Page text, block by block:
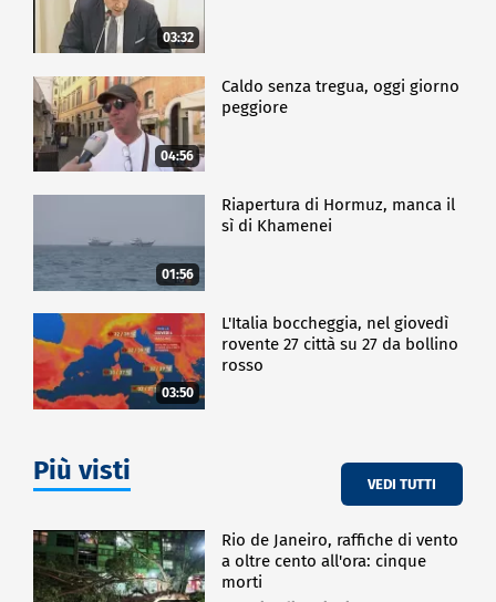
03:32
04:56
Caldo senza tregua, oggi giorno
peggiore
01:56
Riapertura di Hormuz, manca il
sì di Khamenei
03:50
L'Italia boccheggia, nel giovedì
rovente 27 città su 27 da bollino
rosso
Più visti VEDI TUTTI
Rio de Janeiro, raffiche di vento
a oltre cento all'ora: cinque
morti